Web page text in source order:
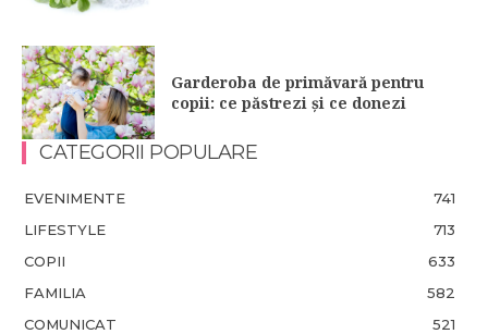
Garderoba de primăvară pentru
copii: ce păstrezi și ce donezi
CATEGORII POPULARE
EVENIMENTE
741
LIFESTYLE
713
COPII
633
FAMILIA
582
COMUNICAT
521